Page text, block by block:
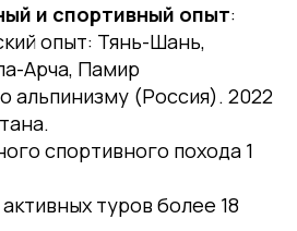
и спортивный опыт:
опыт: Тянь-Шань,
Арча, Памир
альпинизму (Россия). 2022
спортивного похода 1
туров более 18